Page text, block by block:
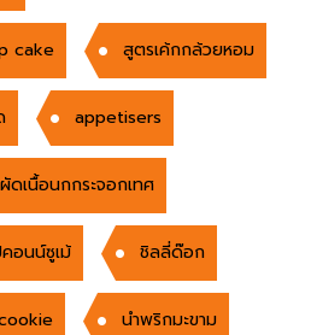
cake สูตรเค้กกล้วยหอม
appetisers
ผัดเนื้อนกกระจอกเทศ
อนน์ซูเม้ ชิลลี่ด๊อก
นำพริกมะขาม